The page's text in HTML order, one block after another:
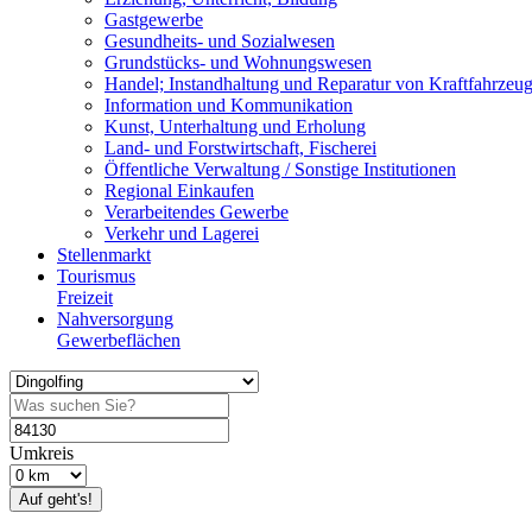
Gastgewerbe
Gesundheits- und Sozialwesen
Grundstücks- und Wohnungswesen
Handel; Instandhaltung und Reparatur von
Information und Kommunikation
Kunst, Unterhaltung und Erholung
Land- und Forstwirtschaft, Fischerei
Öffentliche Verwaltung / Sonstige Institutionen
Regional Einkaufen
Verarbeitendes Gewerbe
Verkehr und Lagerei
Stellenmarkt
Tourismus
Freizeit
Nahversorgung
Gewerbeflächen
Umkreis
Auf geht's!